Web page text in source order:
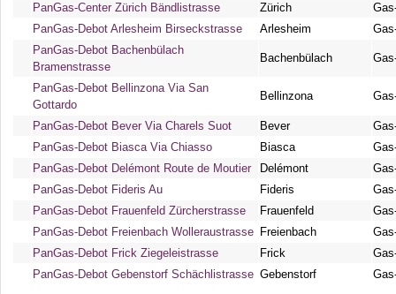
PanGas-Center Zürich Bändlistrasse
Zürich
PanGas-Debot Arlesheim Birseckstrasse
Arlesheim
PanGas-Debot Bachenbülach
Bramenstrasse
Bachenbülach
PanGas-Debot Bellinzona Via San
Gottardo
Bellinzona
PanGas-Debot Bever Via Charels Suot Bever
PanGas-Debot Biasca Via Chiasso
Biasca
PanGas-Debot Delémont Route de Moutier
Delémont
PanGas-Debot Fideris Au
Fideris
PanGas-Debot Frauenfeld Zürcherstrasse
Frauenfeld
PanGas-Debot Freienbach Wolleraustrasse Freienbach
PanGas-Debot Frick Ziegeleistrasse
Frick
PanGas-Debot Gebenstorf Schächlistrasse Gebenstorf